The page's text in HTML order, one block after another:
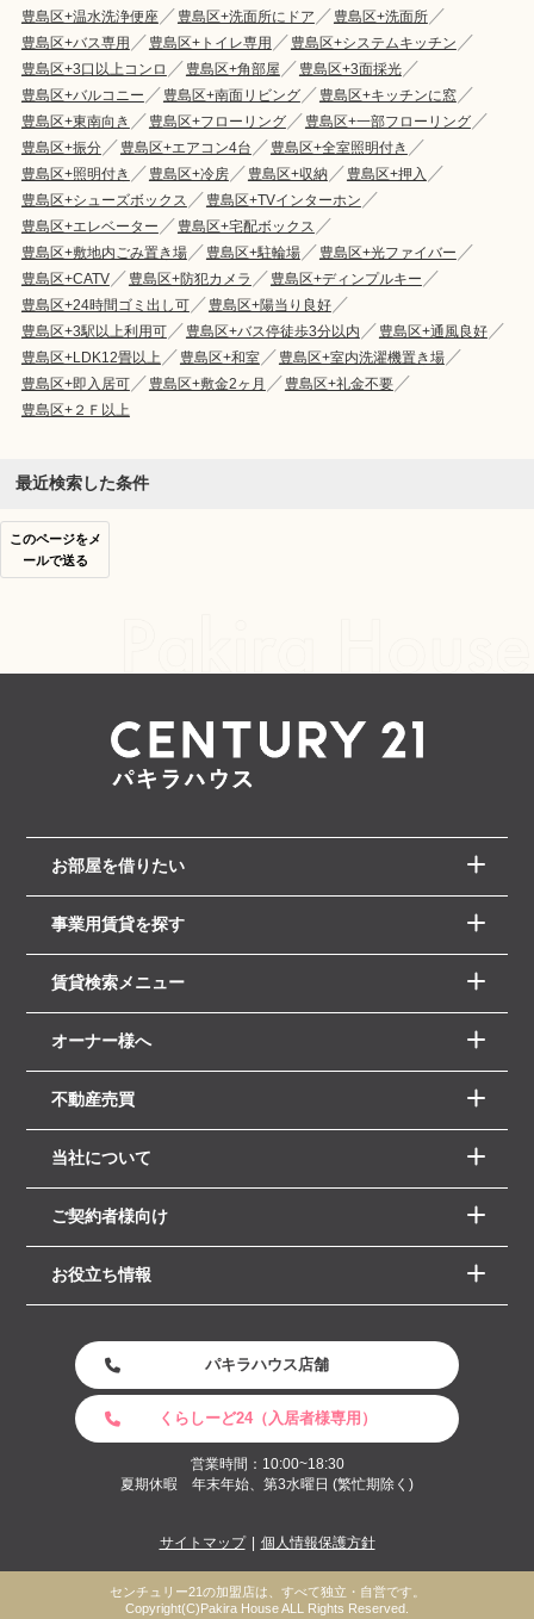
豊島区+温水洗浄便座
豊島区+洗面所にドア
豊島区+洗面所
豊島区+バス専用
豊島区+トイレ専用
豊島区+システムキッチン
豊島区+3口以上コンロ
豊島区+角部屋
豊島区+3面採光
豊島区+バルコニー
豊島区+南面リビング
豊島区+キッチンに窓
豊島区+東南向き
豊島区+フローリング
豊島区+一部フローリング
豊島区+振分
豊島区+エアコン4台
豊島区+全室照明付き
豊島区+照明付き
豊島区+冷房 豊島区+収納
豊島区+押入
豊島区+シューズボックス
豊島区+TVインターホン
豊島区+エレベーター
豊島区+宅配ボックス
豊島区+敷地内ごみ置き場
豊島区+駐輪場
豊島区+光ファイバー
豊島区+CATV
豊島区+防犯カメラ
豊島区+ディンプルキー
豊島区+24時間ゴミ出し可
豊島区+陽当り良好
豊島区+3駅以上利用可
豊島区+バス停徒歩3分以内
豊島区+通風良好
豊島区+LDK12畳以上
豊島区+和室
豊島区+室内洗濯機置き場
豊島区+即入居可
豊島区+敷金2ヶ月
豊島区+礼金不要
豊島区+２Ｆ以上
最近検索した条件
このページをメ
ールで送る
お部屋を借りたい
事業用賃貸を探す
賃貸検索メニュー
オーナー様へ
不動産売買
当社について
ご契約者様向け
お役立ち情報
パキラハウス店舗
くらしーど24（入居者様専用）
営業時間：10:00~18:30
夏期休暇 年末年始、第3水曜日 (繁忙期除く)
サイトマップ 個人情報保護方針
センチュリー21の加盟店は、すべて独立・自営です。
Copyright(C)Pakira House ALL Rights Reserved.